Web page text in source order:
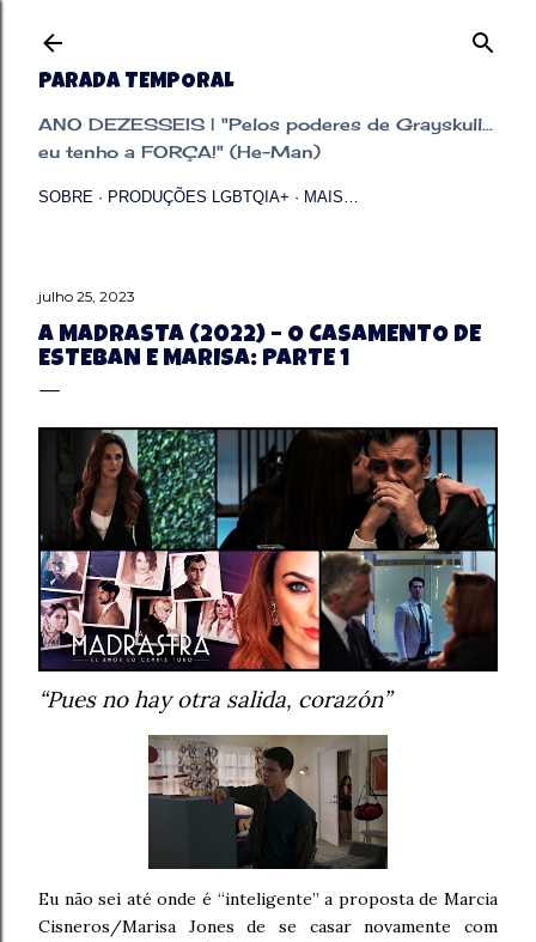
PARADA TEMPORAL
ANO DEZESSEIS | "Pelos poderes de Grayskull...
eu tenho a FORÇA!" (He-Man)
SOBRE PRODUÇÕES LGBTQIA+ MAIS…
julho 25, 2023
A MADRASTA (2022) – O CASAMENTO DE
ESTEBAN E MARISA: PARTE 1
“Pues no hay otra salida, corazón”
Eu não sei até onde é “inteligente” a proposta de Marcia
Cisneros/Marisa Jones de se casar novamente com